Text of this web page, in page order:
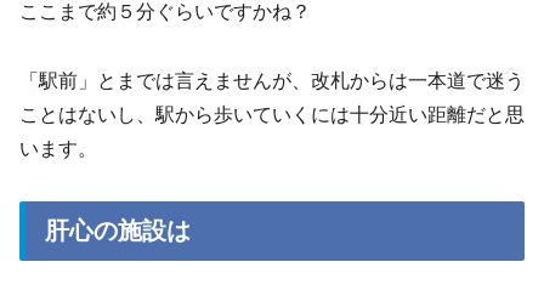
ここまで約５分ぐらいですかね？
「駅前」とまでは言えませんが、改札からは一本道で迷う
ことはないし、駅から歩いていくには十分近い距離だと思
います。
肝心の施設は